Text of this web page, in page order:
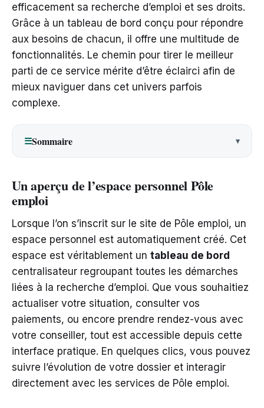
efficacement sa recherche d’emploi et ses droits.
Grâce à un tableau de bord conçu pour répondre
aux besoins de chacun, il offre une multitude de
fonctionnalités. Le chemin pour tirer le meilleur
parti de ce service mérite d’être éclairci afin de
mieux naviguer dans cet univers parfois
complexe.
☰Sommaire
Un aperçu de l’espace personnel Pôle
emploi
Lorsque l’on s’inscrit sur le site de Pôle emploi, un
espace personnel est automatiquement créé. Cet
espace est véritablement un tableau de bord
centralisateur regroupant toutes les démarches
liées à la recherche d’emploi. Que vous souhaitiez
actualiser votre situation, consulter vos
paiements, ou encore prendre rendez-vous avec
votre conseiller, tout est accessible depuis cette
interface pratique. En quelques clics, vous pouvez
suivre l’évolution de votre dossier et interagir
directement avec les services de Pôle emploi.